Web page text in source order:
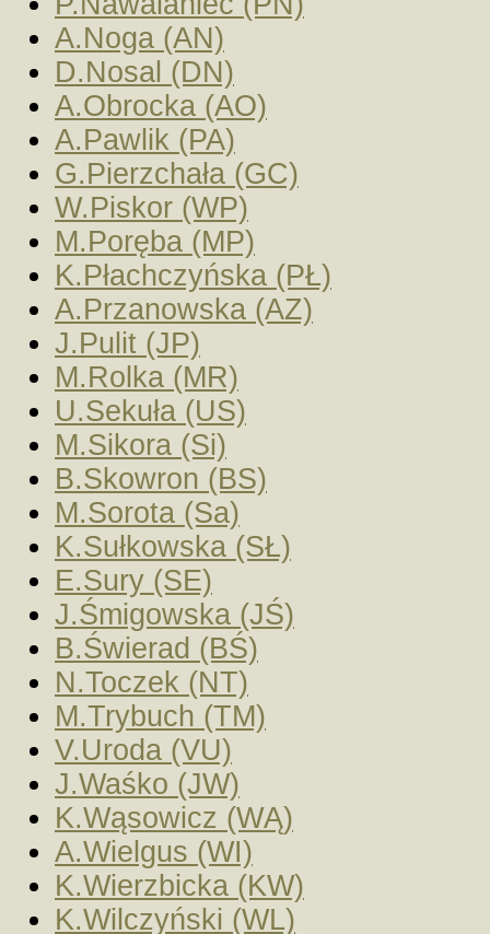
A.Noga (AN)
D.Nosal (DN)
A.Obrocka (AO)
A.Pawlik (PA)
G.Pierzchała (GC)
W.Piskor (WP)
M.Poręba (MP)
K.Płachczyńska (PŁ)
A.Przanowska (AZ)
J.Pulit (JP)
M.Rolka (MR)
U.Sekuła (US)
M.Sikora (Si)
B.Skowron (BS)
M.Sorota (Sa)
K.Sułkowska (SŁ)
E.Sury (SE)
J.Śmigowska (JŚ)
B.Świerad (BŚ)
N.Toczek (NT)
M.Trybuch (TM)
V.Uroda (VU)
J.Waśko (JW)
K.Wąsowicz (WĄ)
A.Wielgus (WI)
K.Wierzbicka (KW)
K.Wilczyński (WL)